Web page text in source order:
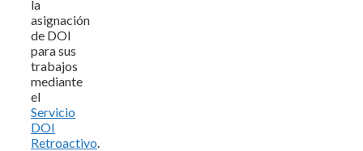
la
asignación
de DOI
para sus
trabajos
mediante
el
Servicio
DOI
Retroactivo